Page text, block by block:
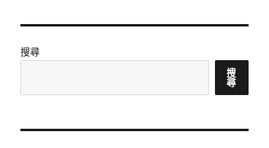
搜尋
搜
尋